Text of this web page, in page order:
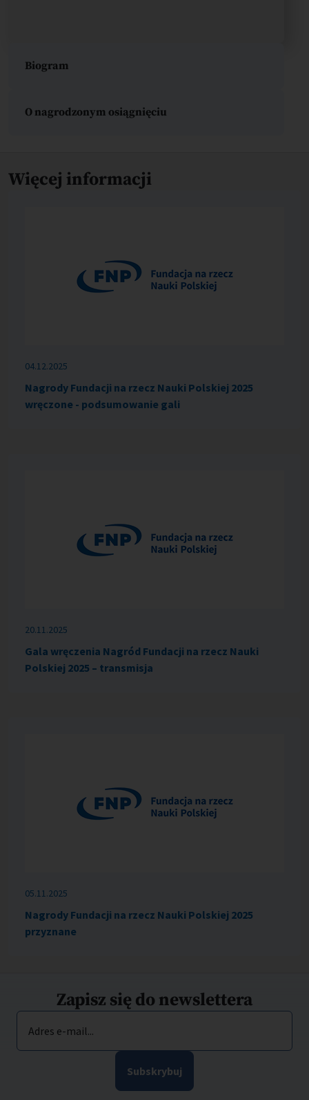
Biogram
O nagrodzonym osiągnięciu
Więcej informacji
04.12.2025
Nagrody Fundacji na rzecz Nauki Polskiej 2025
wręczone - podsumowanie gali
20.11.2025
Gala wręczenia Nagród Fundacji na rzecz Nauki
Polskiej 2025 – transmisja
05.11.2025
Nagrody Fundacji na rzecz Nauki Polskiej 2025
przyznane
Zapisz się do newslettera
Adres e-mail...
Subskrybuj